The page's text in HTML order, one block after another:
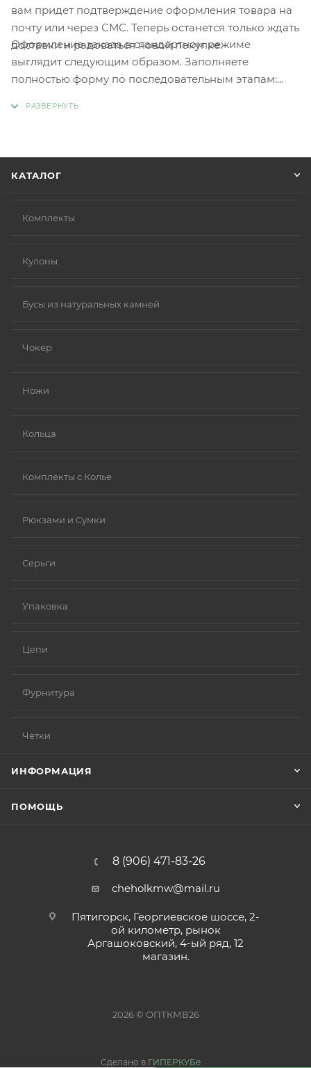
вам придет подтверждение оформления товара на
почту или через СМС. Теперь останется только ждать
доставки и радоваться новой покупке.
Оформление заказа в стандартном режиме
выглядит следующим образом. Заполняете
полностью форму по последовательным этапам:
КАТАЛОГ
Комплекты
Кулоны
Бусы из натуральных камней
Чокер
Ножи
Кольца
Комплекты с Колье
Рюкзами и Сумки
Серьги
Упаковка
Цепи
Фурнитура
Чётки
ИНФОРМАЦИЯ
ПОМОЩЬ
8 (906) 471-83-26
cheholkmw@mail.ru
Пятигорск, Георгиевское шоссе, 2-
ой километр, рынок
Аргашоковский, 4-ый ряд, 12
магазин.
2026 © ОПТКМВ26
Сделано в ГИПЕРКУБе